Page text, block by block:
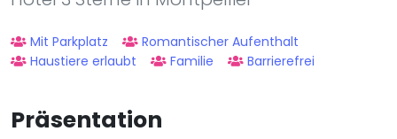
Mit Parkplatz
Romantischer Aufenthalt
Haustiere erlaubt
Familie Barrierefrei
Präsentation